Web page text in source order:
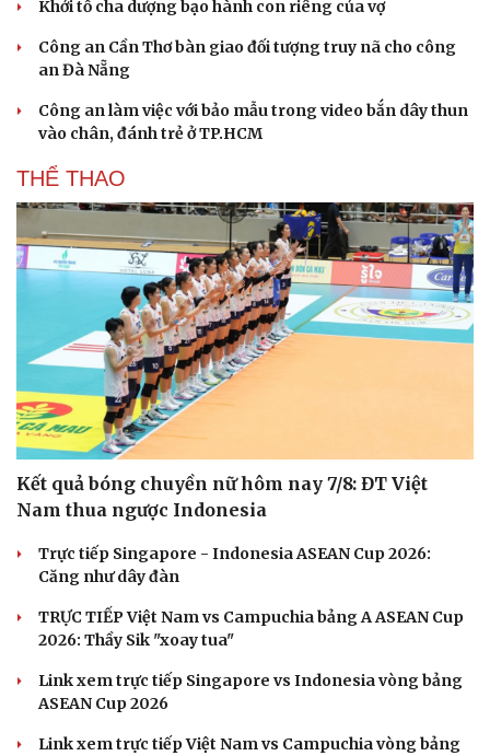
Khởi tố cha dượng bạo hành con riêng của vợ
Công an Cần Thơ bàn giao đối tượng truy nã cho công
an Đà Nẵng
Công an làm việc với bảo mẫu trong video bắn dây thun
vào chân, đánh trẻ ở TP.HCM
THỂ THAO
Kết quả bóng chuyền nữ hôm nay 7/8: ĐT Việt
Nam thua ngược Indonesia
Trực tiếp Singapore - Indonesia ASEAN Cup 2026:
Căng như dây đàn
TRỰC TIẾP Việt Nam vs Campuchia bảng A ASEAN Cup
2026: Thầy Sik "xoay tua"
Link xem trực tiếp Singapore vs Indonesia vòng bảng
ASEAN Cup 2026
Link xem trực tiếp Việt Nam vs Campuchia vòng bảng